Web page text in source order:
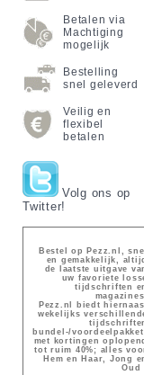
Betalen via
Machtiging
mogelijk
Bestelling
snel geleverd
Veilig en
flexibel
betalen
Volg ons op
Twitter!
Bestel op Pezz.nl, snel
en gemakkelijk, altijd
de laatste uitgave
uw favoriete
tijdschriften
Pezz.nl biedt
wekelijks
bundel-/
met kortingen oplopend
tot ruim 40%; alles
Hem en Haar, Jong
Oud